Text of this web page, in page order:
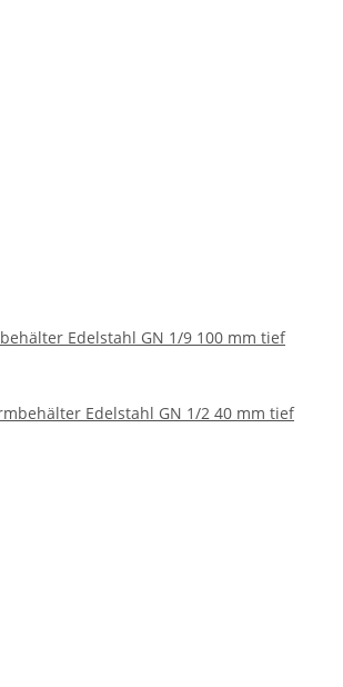
Edelstahl GN 1/9 100 mm tief